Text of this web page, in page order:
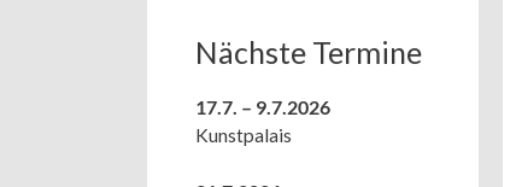
Nächste Termine
17.7. – 9.7.2026
Kunstpalais